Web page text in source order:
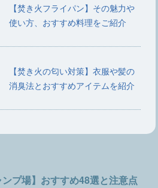
【焚き火フライパン】その魅力や
使い方、おすすめ料理をご紹介
【焚き火の匂い対策】衣服や髪の
消臭法とおすすめアイテムを紹介
ンプ場】おすすめ48選と注意点